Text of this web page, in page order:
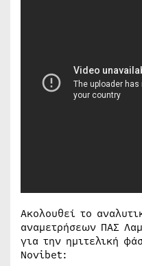
Ακολουθεί το
αναμετρήσεων ΠΑΣ
για την ημιτελική
Novibet: